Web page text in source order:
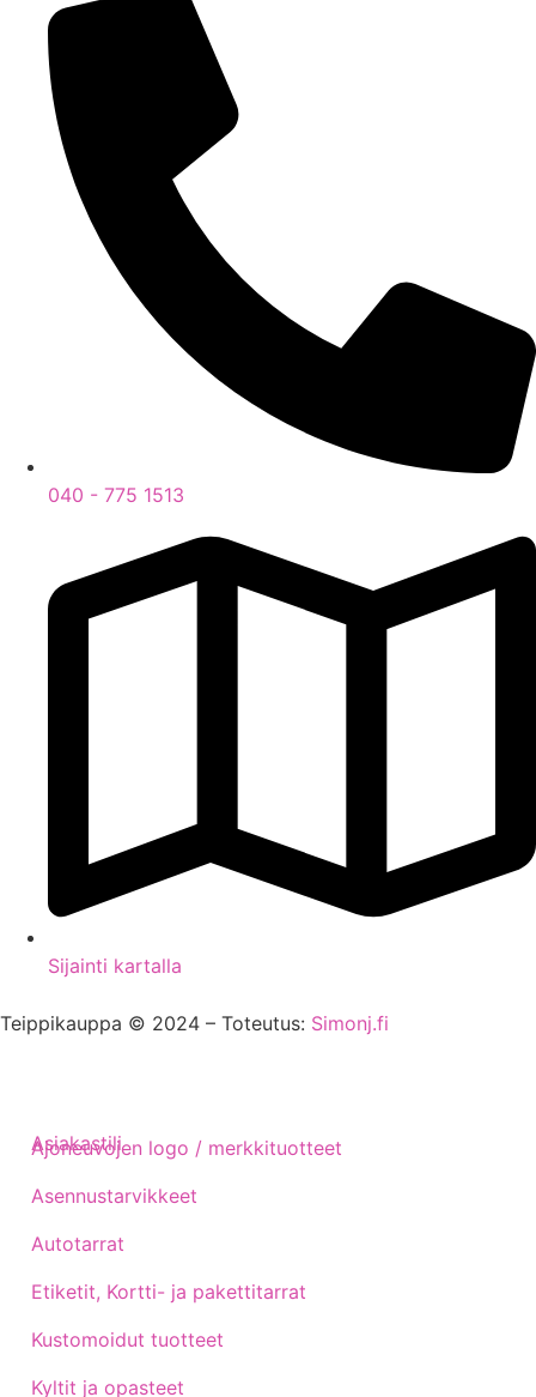
040 - 775 1513
Sijainti kartalla
Teippikauppa © 2024 – Toteutus: Simonj.fi
Ajoneuvojen logo / merkkituotteet
Asennustarvikkeet
Autotarrat
Etiketit, Kortti- ja pakettitarrat
Kustomoidut tuotteet
Kyltit ja opasteet
Asiakastili